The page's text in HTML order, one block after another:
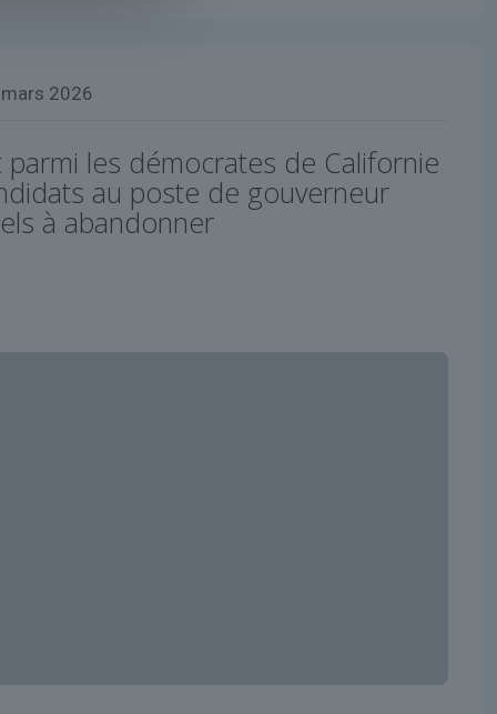
2026
parmi les démocrates de Californie
au poste de gouverneur
à abandonner